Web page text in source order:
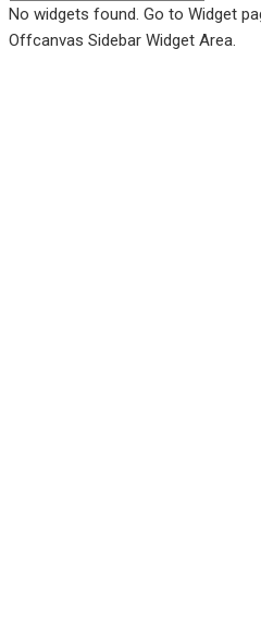
No widgets found. Go to Widget
Offcanvas Sidebar Widget Area.